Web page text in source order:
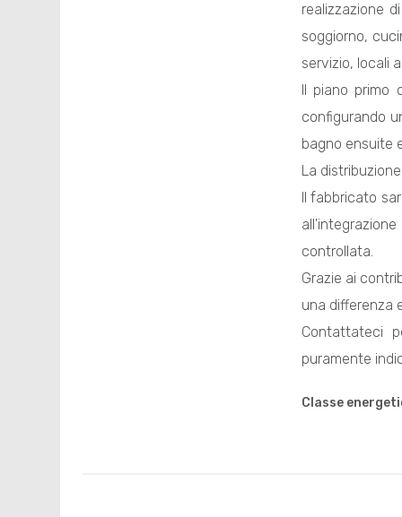
realizzazione
soggiorno,
servizio, locali
Il piano primo
configurando
bagno ensuite
La
Il fabbricato
controllata.
Grazie ai
una differenza
Contattateci
puramente
Classe